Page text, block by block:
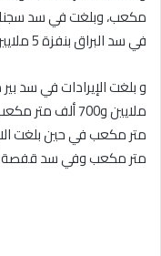
في سد البراق بنفزة 5 ملايين و844 ألف متر مكعب.
متر مكعب وفي سد قفصة 5 ملايين و500 ألف متر مكعب.